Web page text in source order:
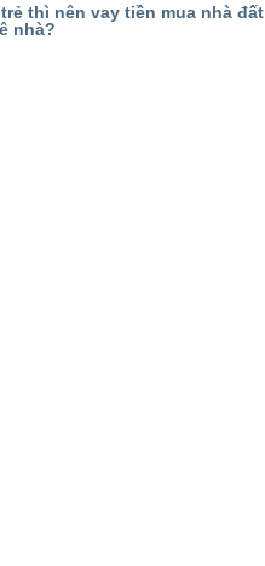
thì nên vay tiền mua nhà đất
nhà?